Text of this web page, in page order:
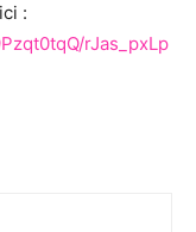
:
rJas_pxLp